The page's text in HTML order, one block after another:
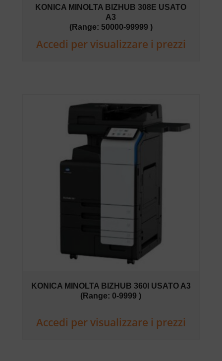
KONICA MINOLTA BIZHUB 308E USATO
A3
(Range: 50000-99999 )
Accedi per visualizzare i prezzi
KONICA MINOLTA BIZHUB 360I USATO A3
(Range: 0-9999 )
Accedi per visualizzare i prezzi